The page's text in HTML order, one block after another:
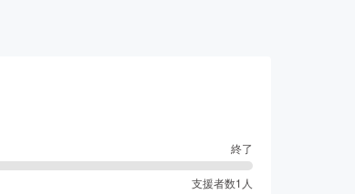
終了
支援者数1 人